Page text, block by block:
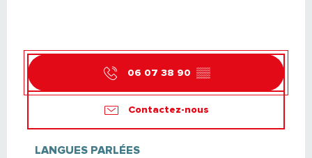
06 07 38 90 ▒▒
Contactez-nous
LANGUES PARLÉES
LANGUES PARLÉES